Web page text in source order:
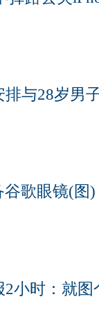
与28岁男
歌眼镜(图)
小时：就图